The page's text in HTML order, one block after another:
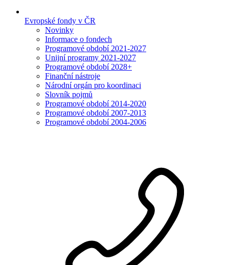
Evropské fondy v ČR
Novinky
Informace o fondech
Programové období 2021-2027
Unijní programy 2021-2027
Programové období 2028+
Finanční nástroje
Národní orgán pro koordinaci
Slovník pojmů
Programové období 2014-2020
Programové období 2007-2013
Programové období 2004-2006